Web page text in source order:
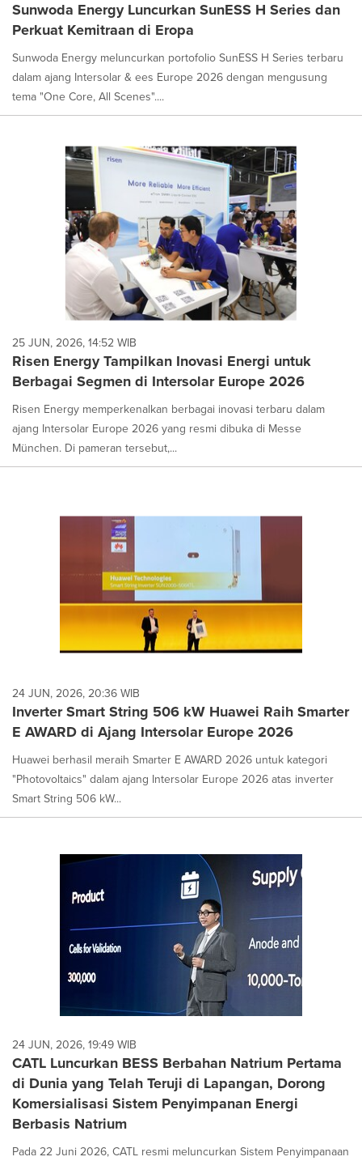
Sunwoda Energy Luncurkan SunESS H Series dan
Perkuat Kemitraan di Eropa
Sunwoda Energy meluncurkan portofolio SunESS H Series terbaru
dalam ajang Intersolar & ees Europe 2026 dengan mengusung
tema "One Core, All Scenes"....
25 JUN, 2026, 14:52 WIB
Risen Energy Tampilkan Inovasi Energi untuk
Berbagai Segmen di Intersolar Europe 2026
Risen Energy memperkenalkan berbagai inovasi terbaru dalam
ajang Intersolar Europe 2026 yang resmi dibuka di Messe
München. Di pameran tersebut,...
24 JUN, 2026, 20:36 WIB
Inverter Smart String 506 kW Huawei Raih Smarter
E AWARD di Ajang Intersolar Europe 2026
Huawei berhasil meraih Smarter E AWARD 2026 untuk kategori
"Photovoltaics" dalam ajang Intersolar Europe 2026 atas inverter
Smart String 506 kW...
24 JUN, 2026, 19:49 WIB
CATL Luncurkan BESS Berbahan Natrium Pertama
di Dunia yang Telah Teruji di Lapangan, Dorong
Komersialisasi Sistem Penyimpanan Energi
Berbasis Natrium
Pada 22 Juni 2026, CATL resmi meluncurkan Sistem Penyimpanaan